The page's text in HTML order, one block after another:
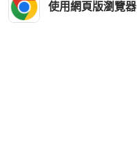
使用網頁版瀏覽器